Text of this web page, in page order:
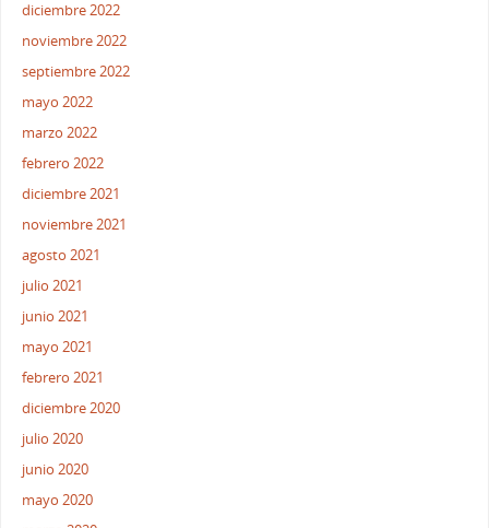
diciembre 2022
noviembre 2022
septiembre 2022
mayo 2022
marzo 2022
febrero 2022
diciembre 2021
noviembre 2021
agosto 2021
julio 2021
junio 2021
mayo 2021
febrero 2021
diciembre 2020
julio 2020
junio 2020
mayo 2020